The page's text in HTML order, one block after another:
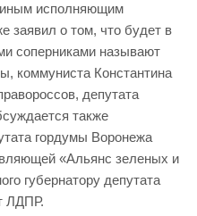
исполняющим
заявил о том, что будет в
соперниками называют
коммуниста Константина
депутата
также
гордумы Воронежа
«Альянс зеленых и
губернатору депутата
ЛДПР.